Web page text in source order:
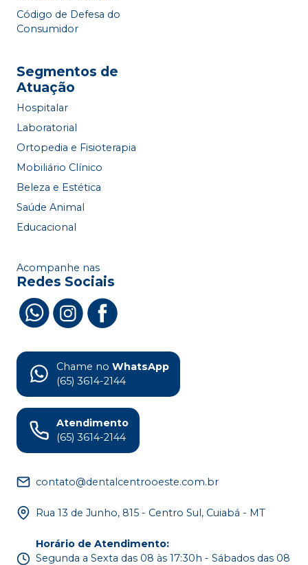
Código de Defesa do
Consumidor
Segmentos de
Atuação
Hospitalar
Laboratorial
Ortopedia e Fisioterapia
Mobiliário Clínico
Beleza e Estética
Saúde Animal
Educacional
Acompanhe nas
Redes Sociais
Chame no WhatsApp
(65) 3614-2144
Atendimento
(65) 3614-2144
contato@dentalcentrooeste.com.br
Rua 13 de Junho, 815 - Centro Sul, Cuiabá - MT
Horário de Atendimento:
Segunda a Sexta das 08 às 17:30h - Sábados das 08